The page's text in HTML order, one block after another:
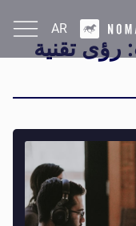
AR
رؤى تقنية